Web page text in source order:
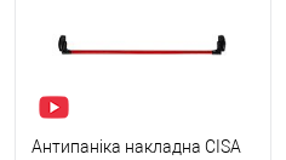
Антипаніка накладна CISA